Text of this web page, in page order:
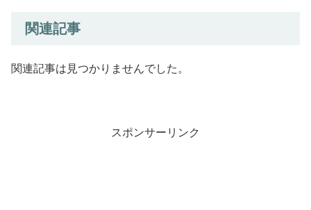
関連記事
関連記事は見つかりませんでした。
スポンサーリンク